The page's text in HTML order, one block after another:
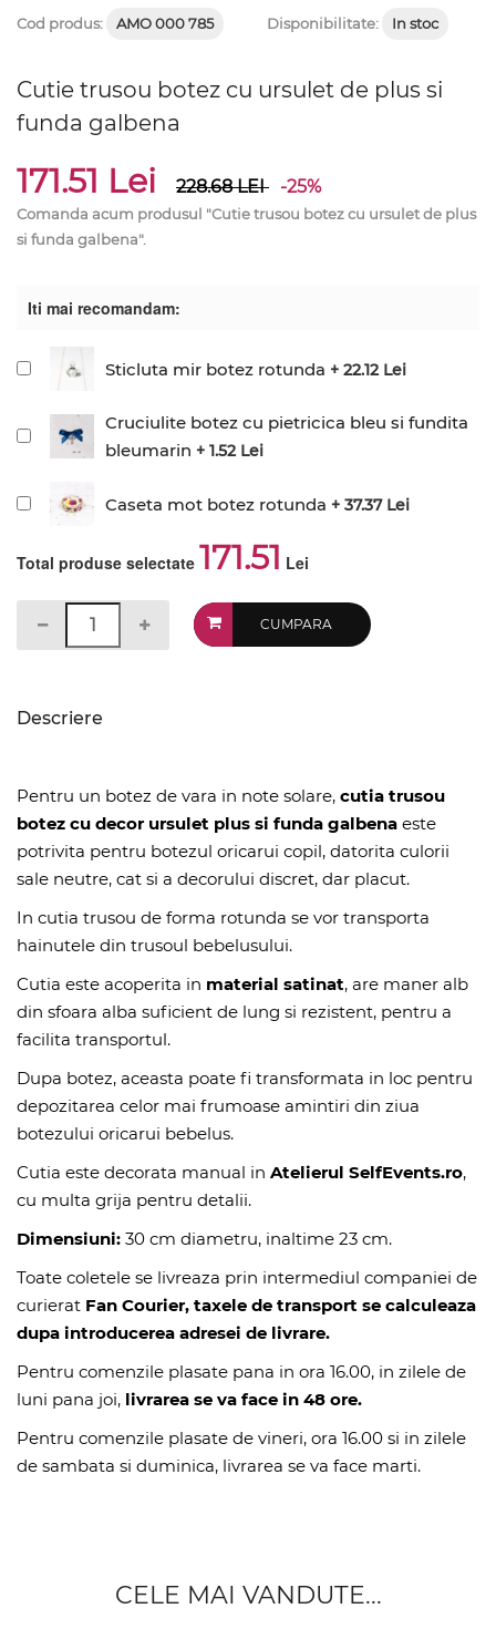
Cod produs: AMO 000 785 Disponibilitate: In stoc
Cutie trusou botez cu ursulet de plus si
funda galbena
171.51 Lei 228.68LEI -25%
Comanda acum produsul "Cutie trusou botez cu ursulet de plus
si funda galbena".
Iti mai recomandam:
Sticluta mir botez rotunda + 22.12 Lei
Cruciulite botez cu pietricica bleu si fundita
bleumarin + 1.52 Lei
Caseta mot botez rotunda + 37.37 Lei
Total produse selectate 171.51 Lei
CUMPARA
Descriere
Pentru un botez de vara in note solare, cutia trusou
botez cu decor ursulet plus si funda galbena este
potrivita pentru botezul oricarui copil, datorita culorii
sale neutre, cat si a decorului discret, dar placut.
In cutia trusou de forma rotunda se vor transporta
hainutele din trusoul bebelusului.
Cutia este acoperita in material satinat, are maner alb
din sfoara alba suficient de lung si rezistent, pentru a
facilita transportul.
Dupa botez, aceasta poate fi transformata in loc pentru
depozitarea celor mai frumoase amintiri din ziua
botezului oricarui bebelus.
Cutia este decorata manual in Atelierul SelfEvents.ro,
cu multa grija pentru detalii.
Dimensiuni: 30 cm diametru, inaltime 23 cm.
Toate coletele se livreaza prin intermediul companiei de
curierat Fan Courier, taxele de transport se calculeaza
dupa introducerea adresei de livrare.
Pentru comenzile plasate pana in ora 16.00, in zilele de
luni pana joi, livrarea se va face in 48 ore.
Pentru comenzile plasate de vineri, ora 16.00 si in zilele
de sambata si duminica, livrarea se va face marti.
CELE MAI VANDUTE...